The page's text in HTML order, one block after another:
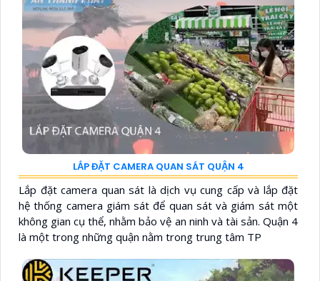
LẮP ĐẶT CAMERA QUAN SÁT QUẬN 4
Lắp đặt camera quan sát là dịch vụ cung cấp và lắp đặt
hệ thống camera giám sát để quan sát và giám sát một
không gian cụ thể, nhằm bảo vệ an ninh và tài sản. Quận 4
là một trong những quận nằm trong trung tâm TP